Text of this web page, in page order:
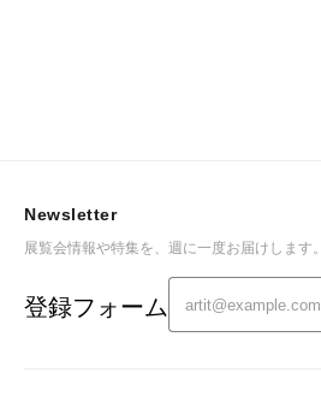
Newsletter
展覧会情報や特集を、週に一度お届けします。
登録フォーム